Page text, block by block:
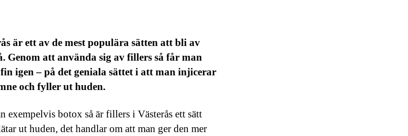
är ett av de mest populära sätten att bli av
Genom att använda sig av fillers så får man
igen – på det geniala sättet i att man injicerar
och fyller ut huden.
exempelvis botox så är fillers i Västerås ett sätt
ut huden, det handlar om att man ger den mer